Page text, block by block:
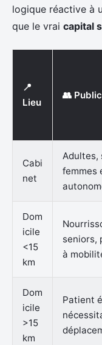
logique réactive à
que le vrai capital
📍
Lieu
👥
Cabi
net
Adultes,
femmes
Dom
icile
<15
km
seniors,
à
Dom
icile
>15
km
Patient